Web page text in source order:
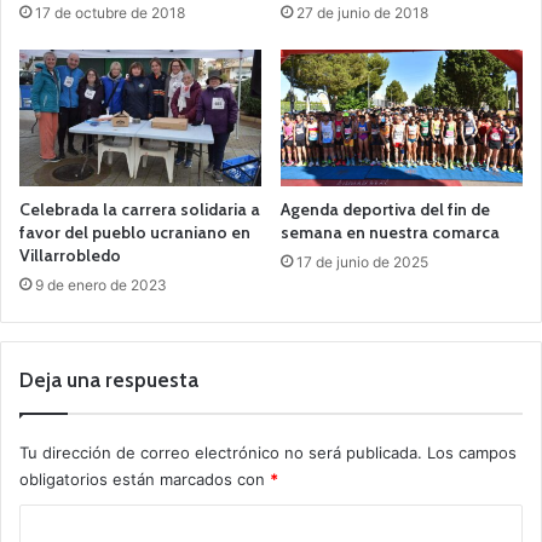
17 de octubre de 2018 27 de junio de 2018
Celebrada la carrera solidaria a
favor del pueblo ucraniano en
Villarrobledo
9 de enero de 2023
Agenda deportiva del fin de
semana en nuestra comarca
17 de junio de 2025
Deja una respuesta
Tu dirección de correo electrónico no será publicada. Los campos
obligatorios están marcados con *